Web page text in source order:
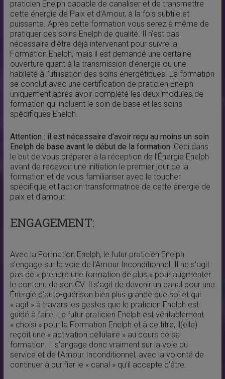
praticien Enelph capable de canaliser et de transmettre
cette énergie de Paix et d’Amour, à la fois subtile et
puissante. Après cette formation vous serez à même de
pratiquer des soins Enelph de qualité. Il n’est pas
nécessaire d’être déjà intervenant pour suivre la
Formation Enelph, mais il est demandé une certaine
ouverture quant à la transmission d’énergie ou une
habileté à l’utilisation des soins énergétiques. La formation
se conclut avec une certification de praticien Enelph
uniquement après avoir complété les deux modules de
formation qui incluent le soin de base et les soins
spécifiques Enelph.
Attention : il est nécessaire d’avoir reçu au moins un soin
Enelph de base avant le début de la formation. Ceci dans
le but de vous préparer à la réception de l’Énergie Enelph
avant de recevoir une initiation le premier jour de la
formation et de vous familiariser avec le toucher
spécifique et l’action transformatrice de cette énergie de
paix et d’amour.
ENGAGEMENT:
Avec la Formation Enelph, le futur praticien Enelph
s’engage sur la voie de l’Amour Inconditionnel. Il ne s’agit
pas de « prendre une formation de plus » pour augmenter
le contenu de son CV. Il s’agit de devenir un canal pour une
Énergie d’auto-guérison bien plus grande que soi et qui
« agit » à travers les gestes que le praticien Enelph est
guidé à faire. Le futur praticien Enelph est véritablement
« choisi » pour la Formation Enelph et à ce titre, il(elle)
reçoit une « activation cellulaire » au cours de sa
formation. Il s’engage donc vraiment sur la voie du
service et de l’Amour Inconditionnel, avec la volonté de
continuer à purifier le « canal » qu’il accepte d’être.